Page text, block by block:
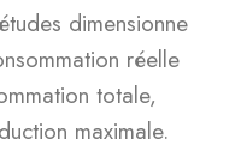
dimensionne
réelle
totale,
maximale.